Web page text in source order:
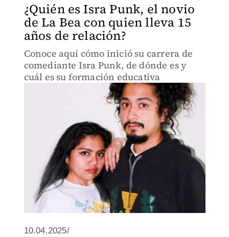
¿Quién es Isra Punk, el novio
de La Bea con quien lleva 15
años de relación?
Conoce aquí cómo inició su carrera de
comediante Isra Punk, de dónde es y
cuál es su formación educativa
10.04.2025/